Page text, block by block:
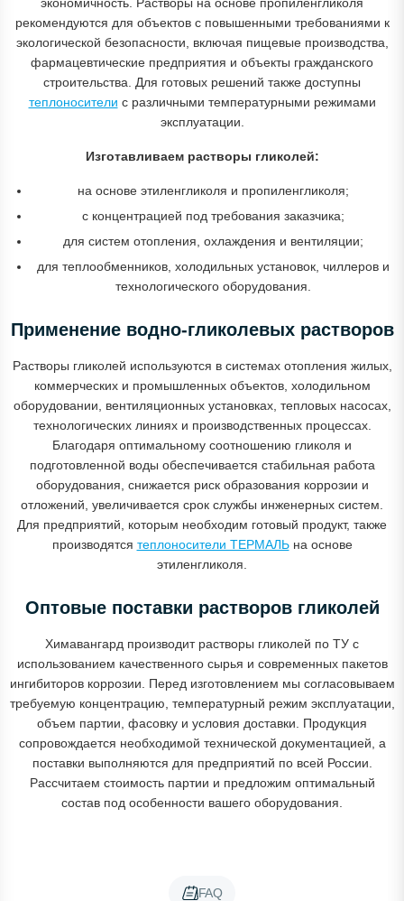
рекомендуются для объектов с повышенными требованиями к
экологической безопасности, включая пищевые производства,
фармацевтические предприятия и объекты гражданского
строительства. Для готовых решений также доступны
теплоносители с различными температурными режимами
эксплуатации.
Изготавливаем растворы гликолей:
на основе этиленгликоля и пропиленгликоля;
с концентрацией под требования заказчика;
для систем отопления, охлаждения и вентиляции;
для теплообменников, холодильных установок, чиллеров и
технологического оборудования.
Применение водно-гликолевых растворов
Растворы гликолей используются в системах отопления жилых,
коммерческих и промышленных объектов, холодильном
оборудовании, вентиляционных установках, тепловых насосах,
технологических линиях и производственных процессах.
Благодаря оптимальному соотношению гликоля и
подготовленной воды обеспечивается стабильная работа
оборудования, снижается риск образования коррозии и
отложений, увеличивается срок службы инженерных систем.
Для предприятий, которым необходим готовый продукт, также
производятся теплоносители ТЕРМАЛЬна основе
этиленгликоля.
Оптовые поставки растворов гликолей
Химавангард производит растворы гликолей по ТУ с
использованием качественного сырья и современных пакетов
ингибиторов коррозии. Перед изготовлением мы согласовываем
требуемую концентрацию, температурный режим эксплуатации,
объем партии, фасовку и условия доставки. Продукция
сопровождается необходимой технической документацией, а
поставки выполняются для предприятий по всей России.
Рассчитаем стоимость партии и предложим оптимальный
состав под особенности вашего оборудования.
FAQ